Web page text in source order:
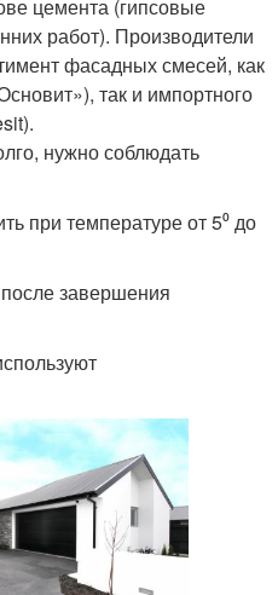
цемента (гипсовые
работ). Производители
фасадных смесей, как
так и импортного
нужно соблюдать
при температуре от 5⁰ до
завершения